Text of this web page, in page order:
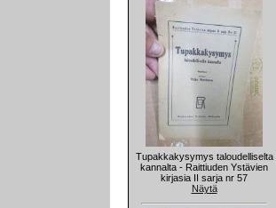
Tupakkakysymys taloudelliselta
kannalta - Raittiuden Ystävien
kirjasia II sarja nr 57
Näytä